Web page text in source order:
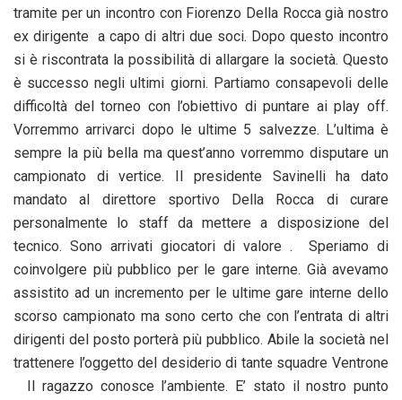
tramite per un incontro con Fiorenzo Della Rocca già nostro
ex dirigente a capo di altri due soci. Dopo questo incontro
si è riscontrata la possibilità di allargare la società. Questo
è successo negli ultimi giorni. Partiamo consapevoli delle
difficoltà del torneo con l’obiettivo di puntare ai play off.
Vorremmo arrivarci dopo le ultime 5 salvezze. L’ultima è
sempre la più bella ma quest’anno vorremmo disputare un
campionato di vertice. Il presidente Savinelli ha dato
mandato al direttore sportivo Della Rocca di curare
personalmente lo staff da mettere a disposizione del
tecnico. Sono arrivati giocatori di valore . Speriamo di
coinvolgere più pubblico per le gare interne. Già avevamo
assistito ad un incremento per le ultime gare interne dello
scorso campionato ma sono certo che con l’entrata di altri
dirigenti del posto porterà più pubblico. Abile la società nel
trattenere l’oggetto del desiderio di tante squadre Ventrone
Il ragazzo conosce l’ambiente. E’ stato il nostro punto